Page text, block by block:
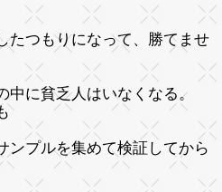
たつもりになって、勝てませ
中に貧乏人はいなくなる。
ンプルを集めて検証してから